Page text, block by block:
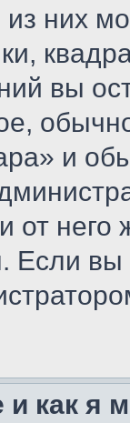
них
вы
и
от него
Если
и как я